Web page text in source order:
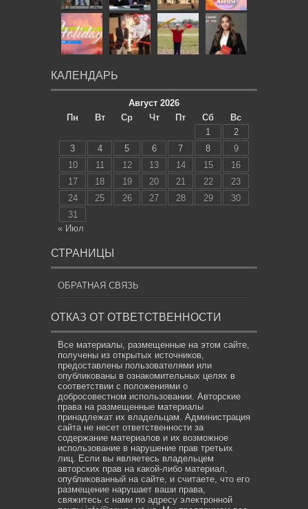
КАЛЕНДАРЬ
Август 2026
Пн
Вт Ср Чт Пт Сб
Вс
1
2
3
4 5 6 7 8
9
10
11 12 13 14 15
16
17
18 19 20 21 22
23
24
25 26 27 28 29
30
31
« Июл
СТРАНИЦЫ
ОБРАТНАЯ СВЯЗЬ
ОТКАЗ ОТ ОТВЕТСТВЕННОСТИ
Все материалы, размещенные на этом сайте,
получены из открытых источников,
предоставлены пользователями или
опубликованы в ознакомительных целях в
соответствии с положениями о
добросовестном использовании. Авторские
права на размещенные материалы
принадлежат их владельцам. Администрация
сайта не несет ответственности за
содержание материалов и их возможное
использование в нарушение прав третьих
лиц. Если вы являетесь владельцем
авторских прав на какой-либо материал,
опубликованный на сайте, и считаете, что его
размещение нарушает ваши права,
свяжитесь с нами по адресу электронной